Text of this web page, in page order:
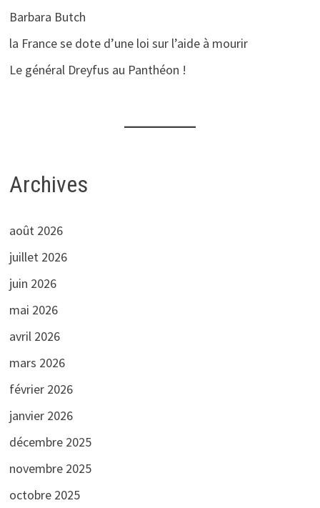
Barbara Butch
la France se dote d’une loi sur l’aide à mourir
Le général Dreyfus au Panthéon !
Archives
août 2026
juillet 2026
juin 2026
mai 2026
avril 2026
mars 2026
février 2026
janvier 2026
décembre 2025
novembre 2025
octobre 2025